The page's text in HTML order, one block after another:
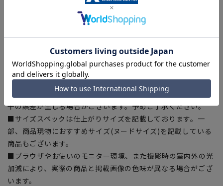
※こちらの商品は在庫切れの場合がございます。
ある場合がございますので、予めご了承ください。
■ゆとり感には個人差があります。サイズ表を確認の上、ご購
入の目安としてご利用ください。
■生地や仕様・デザインにより、着用感や実際のサイズ表に若
干の誤差が生じる場合がございます。予めご了承ください。
■サイズスペックは仕上がりサイズを記載しております。一
部、商品現物におすすめサイズ(ヌードサイズ)を記載している
商品もございます。
■ブラウザやお使いのモニター環境、また撮影時の室内外の光
加減により、実際の商品と掲載画像の色味が異なる場合がござ
います。